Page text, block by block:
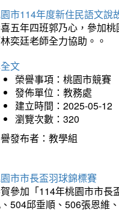
市114年度新住民語文說
五年四班郭乃心，參加
奕廷老師全力協助。。
文
榮譽事項：桃園市競賽
發佈單位：教務處
建立時間：2025-05-12
瀏覽次數：320
發布者：教學組
市市長盃羽球錦標賽
參加「114年桃園市市長
504邱垂順、506張恩維